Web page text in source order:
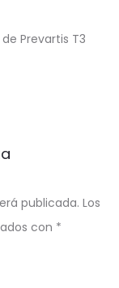
Prevartis T3
publicada. Los
con *